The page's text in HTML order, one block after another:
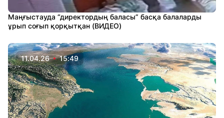
Маңғыстауда “директордың баласы” басқа балаларды
ұрып соғып қорқытқан (ВИДЕО)
11.04.26 15:49